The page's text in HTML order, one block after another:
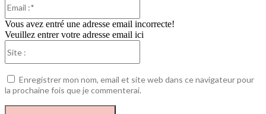
Vous avez entré une adresse email incorrecte!
Veuillez entrer votre adresse email ici
Enregistrer mon nom, email et site web dans ce navigateur pour
la prochaine fois que je commenterai.